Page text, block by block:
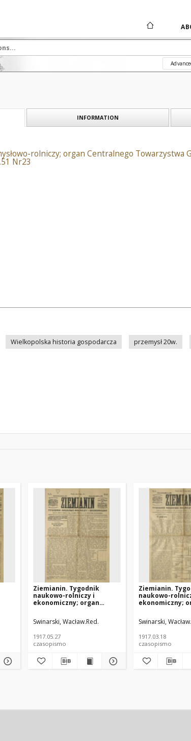
INFORMATION
rolniczy; organ Centralnego Towarzystwa
Nr23
Wielkopolska historia gospodarcza przemysł 20w.
-1996; Poznań) - polska pisarka; https://pl.wikipedia.org/wiki/
Ziemianin. Tygodnik
naukowo-rolniczy i
ekonomiczny; organ
Gospodarczego w
Wielkiem Księstwie
R.68 Nr21
Swinarski, Wacław.Red.
1917.05.27
czasopismo
Ziemianin.
naukowo-
ekonomiczny;
Gospodarczego
Wielkiem
R.68 Nr11
Swinarski,
1917.03.18
czasopismo